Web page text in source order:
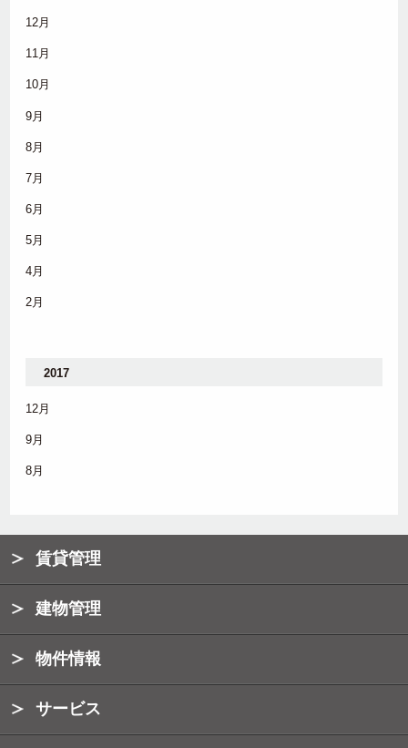
12月
11月
10月
9月
8月
7月
6月
5月
4月
2月
2017
12月
9月
8月
賃貸管理
建物管理
物件情報
サービス